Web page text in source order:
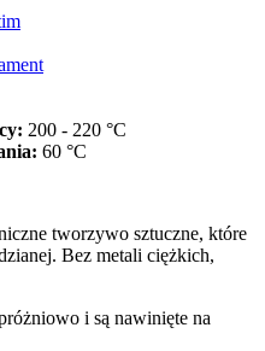
200 - 220 °C
60 °C
tworzywo sztuczne, które
Bez metali ciężkich,
i są nawinięte na